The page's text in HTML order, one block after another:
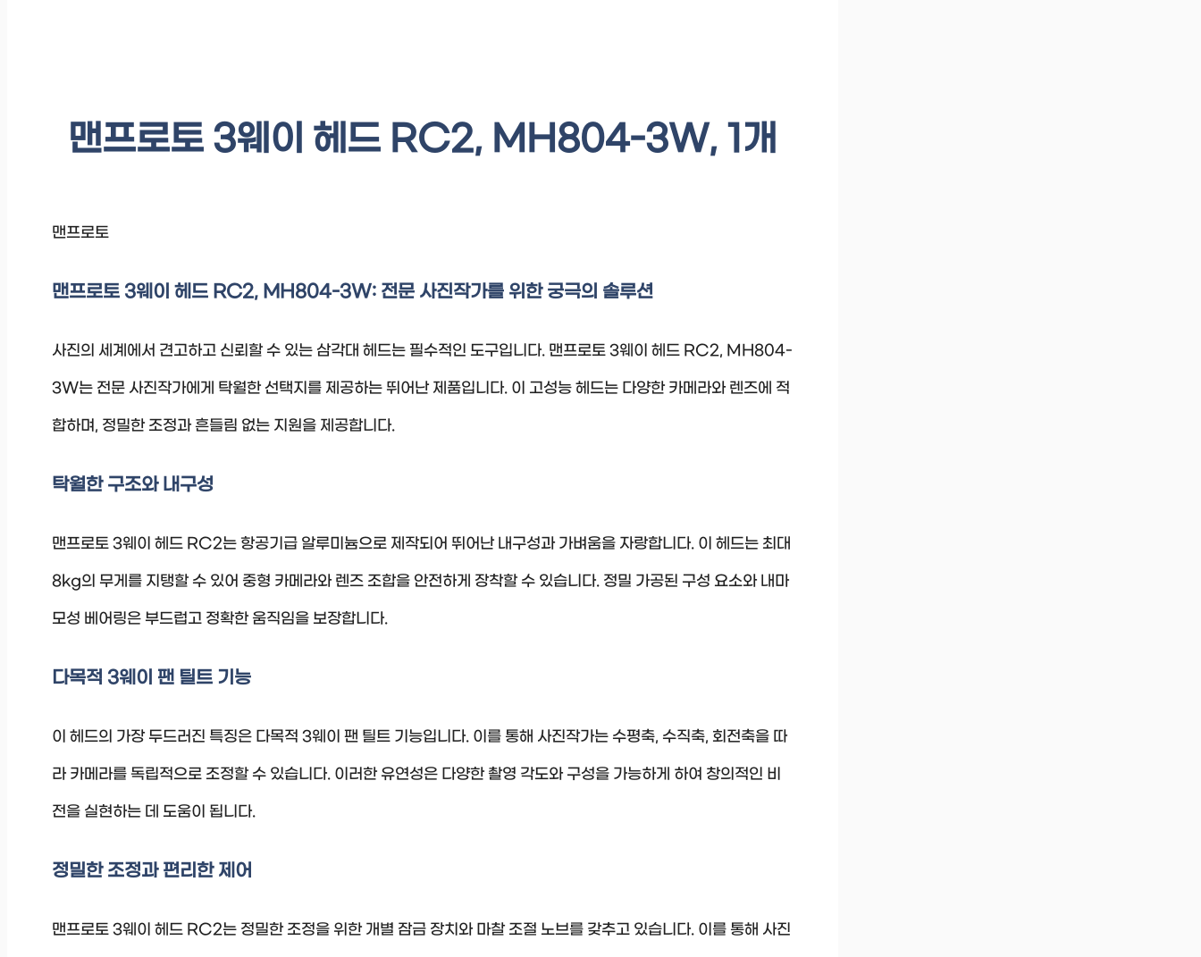
맨프로토 3웨이 헤드 RC2, MH804-3W, 1개
맨프로토
맨프로토 3웨이 헤드 RC2, MH804-3W: 전문 사진작가를 위한 궁극의 솔루션
사진의 세계에서 견고하고 신뢰할 수 있는 삼각대 헤드는 필수적인 도구입니다. 맨프로토 3웨이 헤드 RC2, MH804-
3W는 전문 사진작가에게 탁월한 선택지를 제공하는 뛰어난 제품입니다. 이 고성능 헤드는 다양한 카메라와 렌즈에 적
합하며, 정밀한 조정과 흔들림 없는 지원을 제공합니다.
탁월한 구조와 내구성
맨프로토 3웨이 헤드 RC2는 항공기급 알루미늄으로 제작되어 뛰어난 내구성과 가벼움을 자랑합니다. 이 헤드는 최대
8kg의 무게를 지탱할 수 있어 중형 카메라와 렌즈 조합을 안전하게 장착할 수 있습니다. 정밀 가공된 구성 요소와 내마
모성 베어링은 부드럽고 정확한 움직임을 보장합니다.
다목적 3웨이 팬 틸트 기능
이 헤드의 가장 두드러진 특징은 다목적 3웨이 팬 틸트 기능입니다. 이를 통해 사진작가는 수평축, 수직축, 회전축을 따
라 카메라를 독립적으로 조정할 수 있습니다. 이러한 유연성은 다양한 촬영 각도와 구성을 가능하게 하여 창의적인 비
전을 실현하는 데 도움이 됩니다.
정밀한 조정과 편리한 제어
맨프로토 3웨이 헤드 RC2는 정밀한 조정을 위한 개별 잠금 장치와 마찰 조절 노브를 갖추고 있습니다. 이를 통해 사진